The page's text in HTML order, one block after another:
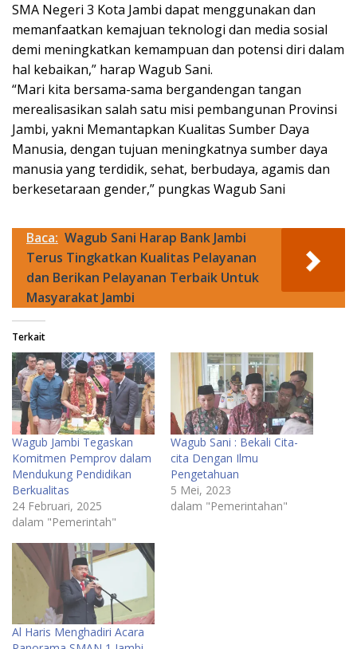
SMA Negeri 3 Kota Jambi dapat menggunakan dan
memanfaatkan kemajuan teknologi dan media sosial
demi meningkatkan kemampuan dan potensi diri dalam
hal kebaikan,” harap Wagub Sani.
“Mari kita bersama-sama bergandengan tangan
merealisasikan salah satu misi pembangunan Provinsi
Jambi, yakni Memantapkan Kualitas Sumber Daya
Manusia, dengan tujuan meningkatnya sumber daya
manusia yang terdidik, sehat, berbudaya, agamis dan
berkesetaraan gender,” pungkas Wagub Sani
Baca: Wagub Sani Harap Bank Jambi
Terus Tingkatkan Kualitas Pelayanan
dan Berikan Pelayanan Terbaik Untuk
Masyarakat Jambi
Terkait
Wagub Jambi Tegaskan
Komitmen Pemprov dalam
Mendukung Pendidikan
Berkualitas
24 Februari, 2025
dalam "Pemerintah"
Wagub Sani : Bekali Cita-
cita Dengan Ilmu
Pengetahuan
5 Mei, 2023
dalam "Pemerintahan"
Al Haris Menghadiri Acara